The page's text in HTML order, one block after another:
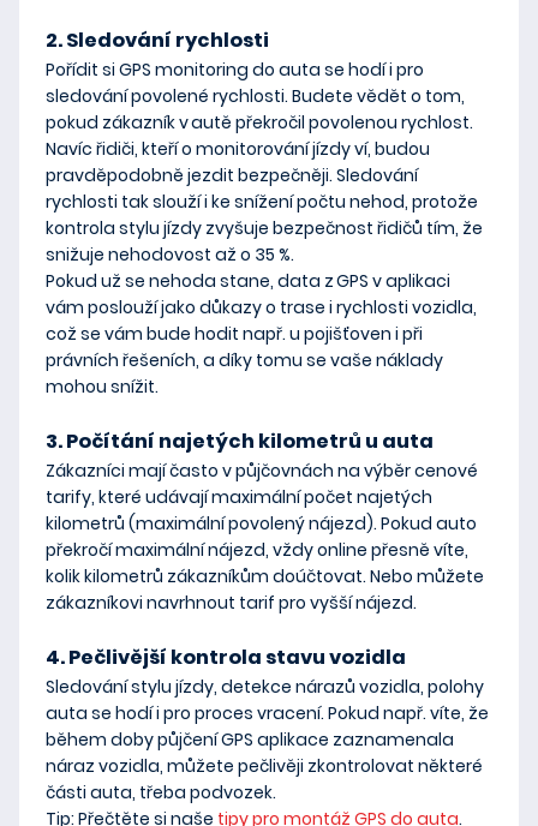
2. Sledování rychlosti
Pořídit si GPS monitoring do auta se hodí i pro
sledování povolené rychlosti. Budete vědět o tom,
pokud zákazník v autě překročil povolenou rychlost.
Navíc řidiči, kteří o monitorování jízdy ví, budou
pravděpodobně jezdit bezpečněji. Sledování
rychlosti takslouží i ke snížení počtu nehod, protože
kontrola stylu jízdy zvyšuje bezpečnost řidičů tím, že
snižuje nehodovost až o 35 %.
Pokud už se nehoda stane, data z GPS v aplikaci
vám poslouží jakodůkazy o trase i rychlosti vozidla,
což se vám bude hodit např. u pojišťoven i při
právních řešeních, a díky tomu se vašenáklady
mohou snížit.
3. Počítání najetých kilometrů u auta
Zákazníci mají často v půjčovnách na výběr cenové
tarify, které udávají maximální počet najetých
kilometrů (maximální povolený nájezd). Pokud auto
překročí maximální nájezd, vždy online přesně víte,
kolik kilometrů zákazníkům doúčtovat. Nebo můžete
zákazníkovi navrhnout tarif pro vyšší nájezd.
4. Pečlivější kontrola stavu vozidla
Sledování stylu jízdy, detekce nárazů vozidla, polohy
auta se hodí i pro proces vracení. Pokud např. víte, že
během doby půjčení GPS aplikace zaznamenala
náraz vozidla, můžetepečlivěji zkontrolovat některé
části auta, třeba podvozek.
Tip: Přečtěte si naše tipy pro montáž GPS do auta.